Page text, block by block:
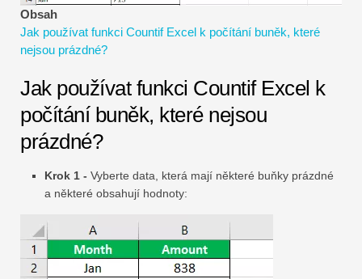
Výukové programy pro řízení rizik
Obsah
Jak používat funkci Countif Excel k počítání buněk, které
nejsou prázdné?
Jak používat funkci Countif Excel k
počítání buněk, které nejsou
prázdné?
Krok 1 - Vyberte data, která mají některé buňky prázdné
a některé obsahují hodnoty: